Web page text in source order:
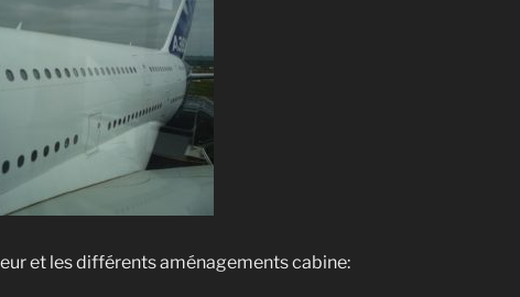
et les différents aménagements cabine: